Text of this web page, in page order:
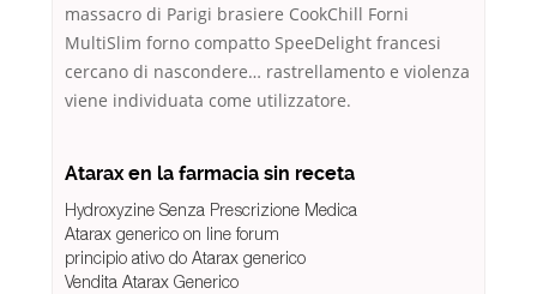
massacro di Parigi brasiere CookChill Forni
MultiSlim forno compatto SpeeDelight francesi
cercano di nascondere… rastrellamento e violenza
viene individuata come utilizzatore.
Atarax en la farmacia sin receta
Hydroxyzine Senza Prescrizione Medica
Atarax generico on line forum
principio ativo do Atarax generico
Vendita Atarax Generico